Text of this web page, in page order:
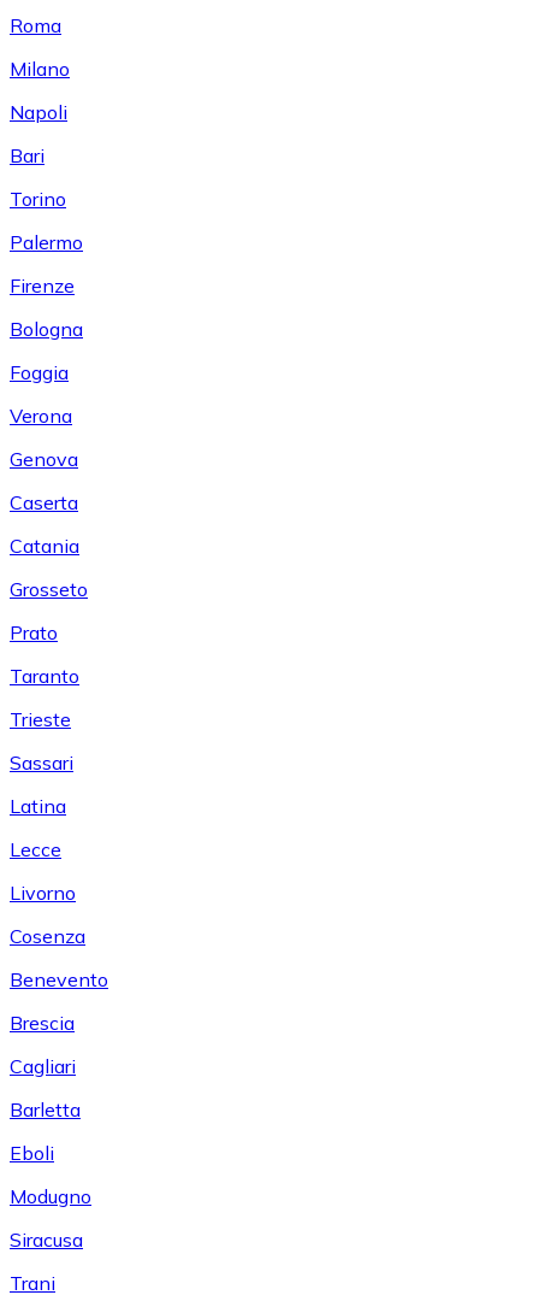
Roma
Milano
Napoli
Bari
Torino
Palermo
Firenze
Bologna
Foggia
Verona
Genova
Caserta
Catania
Grosseto
Prato
Taranto
Trieste
Sassari
Latina
Lecce
Livorno
Cosenza
Benevento
Brescia
Cagliari
Barletta
Eboli
Modugno
Siracusa
Trani